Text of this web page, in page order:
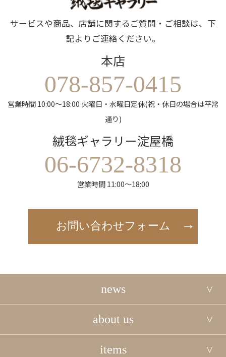
サービスや商品、店舗に関するご質問・ご相談は、下
記よりご連絡ください。
本店
078-857-0415
営業時間 10:00～18:00 火曜日・水曜日定休(祝・休日の場合は平常
通り)
絨毯ギャラリー淀屋橋
06-6732-8318
営業時間 11:00～18:00
お問い合わせフォーム
news
about us
items